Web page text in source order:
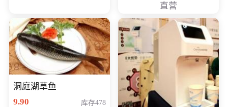
直营
洞庭湖草鱼
9.90
库存478